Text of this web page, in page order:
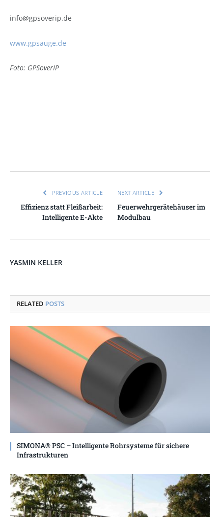
info@gpsoverip.de
www.gpsauge.de
Foto: GPSoverIP
PREVIOUS ARTICLE
Effizienz statt Fleißarbeit:
Intelligente E-Akte
NEXT ARTICLE
Feuerwehrgerätehäuser im
Modulbau
YASMIN KELLER
RELATED POSTS
SIMONA® PSC – Intelligente Rohrsysteme für sichere
Infrastrukturen